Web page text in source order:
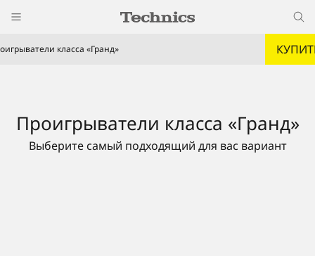
класса «Гранд»
Выберите самый подходящий для вас вариант
Проигрыватели класса «Гранд»